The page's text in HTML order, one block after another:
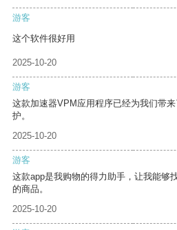
游客
这个软件很好用
2025-10-20
游客
这款加速器VPM应用程序已经为我们带
护。
2025-10-20
游客
这款app是我购物的得力助手，让我能够
的商品。
2025-10-20